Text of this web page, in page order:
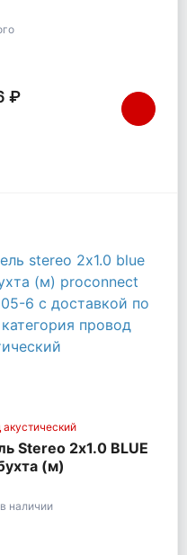
01-0043-3
₽
Stereo 2х1.0 BLUE
(м)
наличии